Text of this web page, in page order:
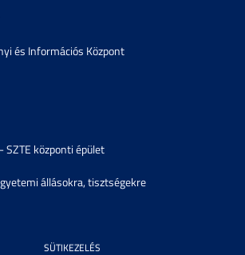
és Információs Központ
SZTE központi épület
állásokra, tisztségekre
SÜTIKEZELÉS